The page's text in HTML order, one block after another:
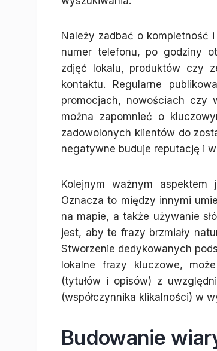
Należy zadbać o kompletność
numer telefonu, po godziny
zdjęć lokalu, produktów czy
kontaktu. Regularne
promocjach, nowościach czy
można zapomnieć o
zadowolonych klientów do
negatywne buduje reputację i
Kolejnym ważnym
Oznacza to między innymi
na mapie, a także używanie
jest, aby te frazy brzmiały
Stworzenie dedykowanych
lokalne frazy kluczowe,
(tytułów i opisów) z
(współczynnika klikalności) w
Budowanie